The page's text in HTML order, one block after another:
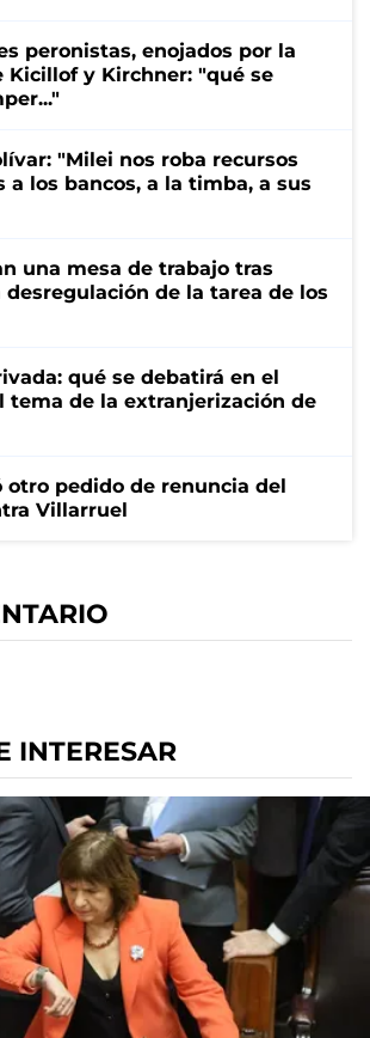
peronistas, enojados por la
Kicillof y Kirchner: "qué se
"Milei nos roba recursos
a los bancos, a la timba, a sus
una mesa de trabajo tras
desregulación de la tarea de los
qué se debatirá en el
tema de la extranjerización de
otro pedido de renuncia del
Villarruel
INTERESAR